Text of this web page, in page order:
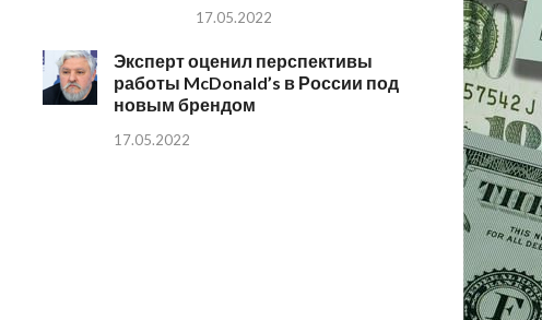
17.05.2022
Эксперт оценил перспективы
работы McDonald’s в России под
новым брендом
17.05.2022